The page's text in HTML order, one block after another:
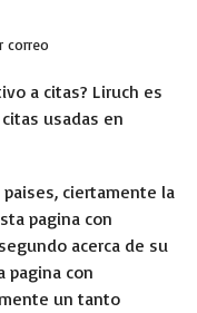
correo
a citas? Liruch es
usadas en
ciertamente la
pagina con
acerca de su
pagina con
un tanto